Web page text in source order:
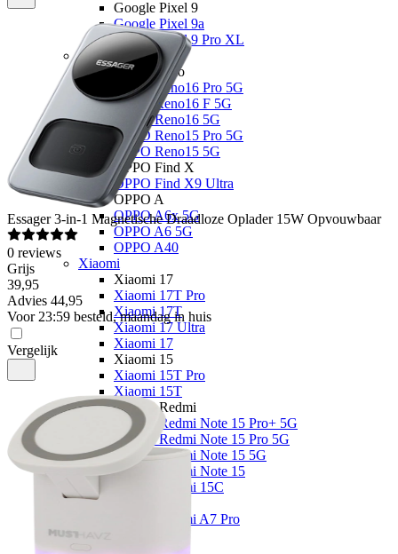
Google Pixel 9
Google Pixel 9a
Google Pixel 9 Pro XL
OPPO
OPPO Reno
OPPO Reno16 Pro 5G
OPPO Reno16 F 5G
OPPO Reno16 5G
OPPO Reno15 Pro 5G
OPPO Reno15 5G
OPPO Find X
OPPO Find X9 Ultra
OPPO A
OPPO A6x 5G
OPPO A6 5G
OPPO A40
Xiaomi
Xiaomi 17
Xiaomi 17T Pro
Xiaomi 17T
Xiaomi 17 Ultra
Xiaomi 17
Xiaomi 15
Xiaomi 15T Pro
Xiaomi 15T
Xiaomi Redmi
Xiaomi Redmi Note 15 Pro+ 5G
Xiaomi Redmi Note 15 Pro 5G
Xiaomi Redmi Note 15 5G
Xiaomi Redmi Note 15
Xiaomi Redmi 15C
Xiaomi Redmi A7 Pro
Essager 3-in-1 Magnetische Draadloze Oplader 15W Opvouwbaar
0 reviews
Grijs
39,95
Advies 44,95
Voor 23:59 besteld, maandag in huis
Vergelijk